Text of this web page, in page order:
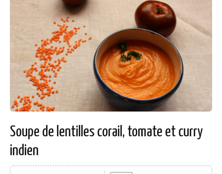
Soupe de lentilles corail, tomate et curry
indien